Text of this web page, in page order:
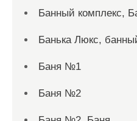
Банный комплекс,
Банька Люкс,
Баня №1
Баня №2